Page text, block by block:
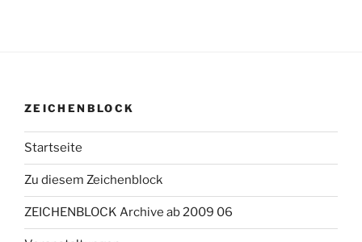
ZEICHENBLOCK
Startseite
Zu diesem Zeichenblock
ZEICHENBLOCK Archive ab 2009 06